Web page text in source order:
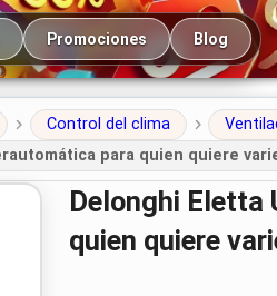
principal
Promociones Blog
Control del clima
para quien quiere
Delonghi Eletta Ultra ECAM470.85.MB: cafetera superautomática para
quien quiere